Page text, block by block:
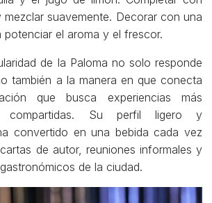
suavemente. Decorar con una
potenciar el aroma y el frescor.
de la Paloma no solo responde
también a la manera en que conecta
que busca experiencias más
compartidas. Su perfil ligero y
convertido en una bebida cada vez
de autor, reuniones informales y
de la ciudad.